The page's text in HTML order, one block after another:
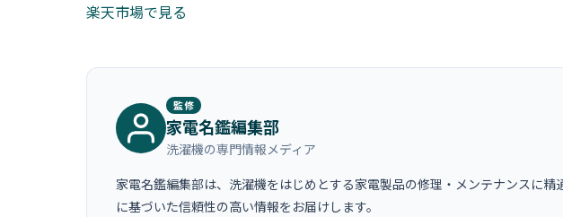
楽天市場で見る
監修
家電名鑑編集部
洗濯機の専門情報メディア
家電名鑑編集部は、洗濯機をはじめとする家電製品の修理・メンテナンスに
に基づいた信頼性の高い情報をお届けします。